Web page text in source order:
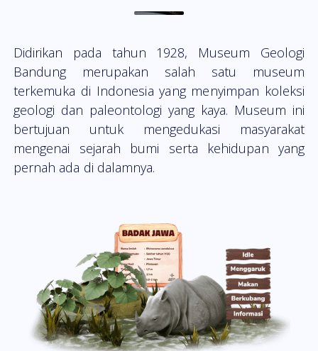
Didirikan pada tahun 1928, Museum Geologi
Bandung merupakan salah satu museum
terkemuka di Indonesia yang menyimpan koleksi
geologi dan paleontologi yang kaya. Museum ini
bertujuan untuk mengedukasi masyarakat
mengenai sejarah bumi serta kehidupan yang
pernah ada di dalamnya.